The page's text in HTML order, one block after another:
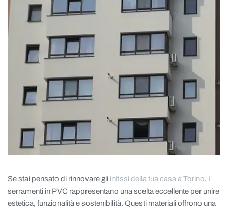
Se stai pensato di rinnovare gli infissi della tua casa a Torino, i
serramenti in PVC rappresentano una scelta eccellente per unire
estetica, funzionalità e sostenibilità. Questi materiali offrono una